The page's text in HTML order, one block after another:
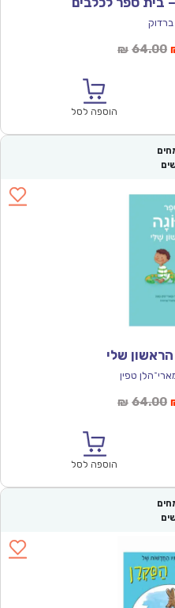
ברדוק
₪ 64.00
הוספה לסל
שלי
טפין
₪ 64.00
הוספה לסל